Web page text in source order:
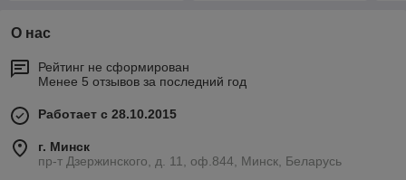
О нас
Рейтинг не сформирован
Менее 5 отзывов за последний год
Работает с 28.10.2015
г. Минск
пр-т Дзержинского, д. 11, оф.844, Минск, Беларусь